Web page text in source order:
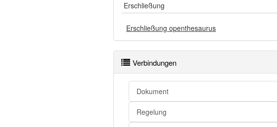
Erschließung
Erschließung openthesaurus
Verbindungen
Dokument
Regelung